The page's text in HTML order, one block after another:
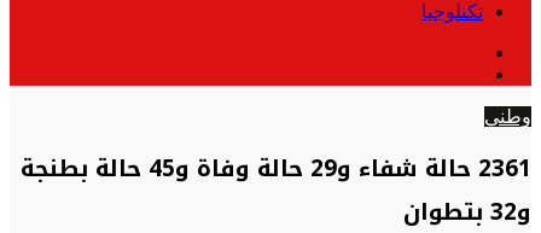
تكنلوجيا
وطني
2361 حالة شفاء و29 حالة وفاة و45 حالة بطنجة
و32 بتطوان